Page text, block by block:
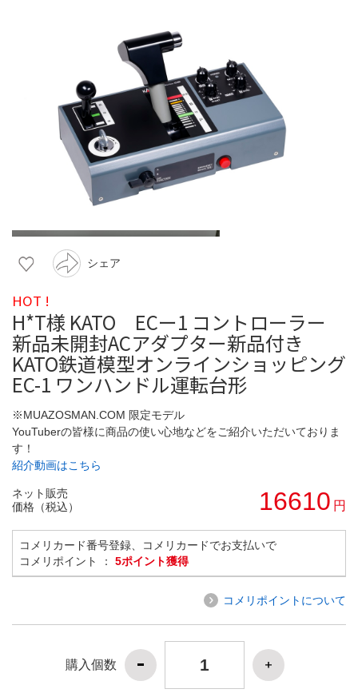
シェア
HOT !
H*T様 KATO ECー1 コントローラー
新品未開封ACアダプター新品付き
KATO鉄道模型オンラインショッピング
EC-1 ワンハンドル運転台形
※MUAZOSMAN.COM 限定モデル
YouTuberの皆様に商品の使い心地などをご紹介いただいておりま
す！
紹介動画はこちら
ネット販売
価格（税込）
16610 円
コメリカード番号登録、コメリカードでお支払いで
コメリポイント ： 5ポイント獲得
コメリポイントについて
購入個数